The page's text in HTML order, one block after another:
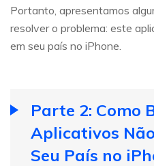
Portanto, apresentamos
resolver o problema: este
em seu país no iPhone.
Parte 2: Como
Aplicativos
Seu País no